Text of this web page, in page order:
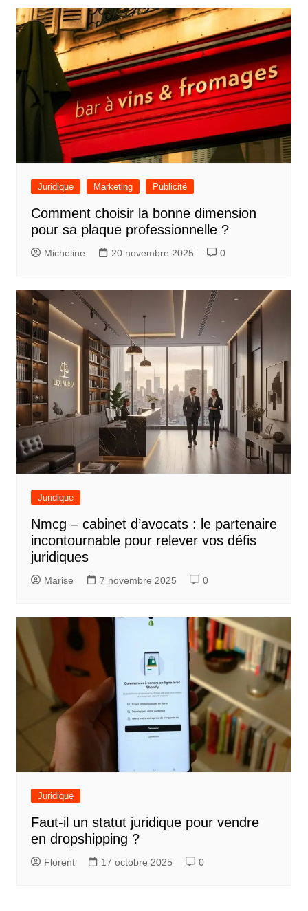
Juridique Marketing Publicité
Comment choisir la bonne dimension
pour sa plaque professionnelle ?
Micheline 20 novembre 2025 0
Juridique
Nmcg – cabinet d’avocats : le partenaire
incontournable pour relever vos défis
juridiques
Marise 7 novembre 2025 0
Juridique
Faut-il un statut juridique pour vendre
en dropshipping ?
Florent 17 octobre 2025 0